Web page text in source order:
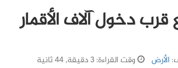
دخول آلاف الأقمار
الأرض وقت القراءة: 3 دقيقة, 44 ثانية